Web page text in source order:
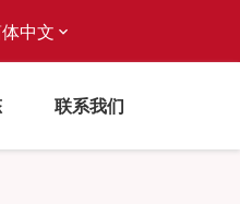
中文
联系我们